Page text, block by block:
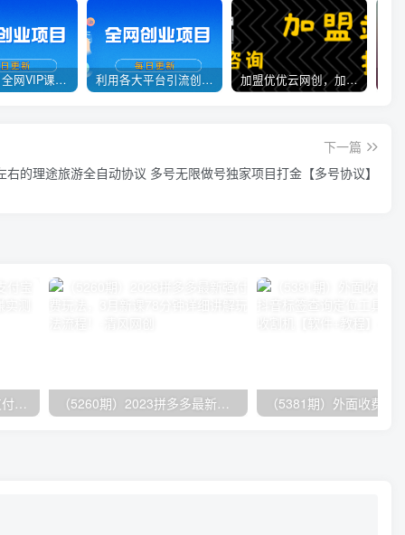
官方正品 全网VIP课程 无损下载~ 利用各大平台引流创业粉，做知识付费系统，卖会员，卖课程，实现日入几百几千 加盟优优云网创，加盟搭建同款知识付费资源网站，实现长期稳定被动收入~
下一篇
的理途旅游全自动协议 多号无限做号独家项目打金【多号协议】